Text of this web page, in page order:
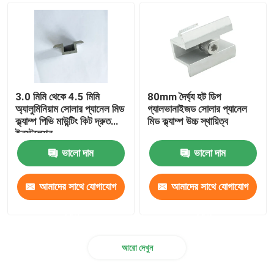
ধাতু ছাদ Gutters
গ্যালভানাইজড কেবল ট্রে
নন স্লিপ স্টিল প্লেট
3.0 মিমি থেকে 4.5 মিমি
অ্যালুমিনিয়াম সোলার প্যানেল মিড
ক্ল্যাম্প পিভি মাউন্টিং কিট দ্রুত
ইনস্টলেশন
ভালো দাম
আমাদের সাথে যোগাযোগ
80mm দৈর্ঘ্য হট ডিপ
গ্যালভানাইজড সোলার প্যানেল
মিড ক্ল্যাম্প উচ্চ স্থায়িত্ব
ভালো দাম
আমাদের সাথে যোগাযোগ
আরো দেখুন